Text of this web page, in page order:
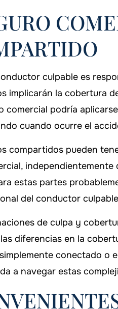
culpable es
implicarán la cobertura
comercial podría
cuando ocurre el
compartidos pueden
independientemente
estas partes
del conductor
de culpa y
diferencias en la
conectado o
a navegar estas